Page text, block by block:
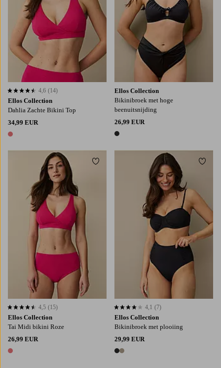
Ellos Collection
Dahlia Zachte Bikini Top
34,99 EUR
1 kleur
4,6 op basis van 14 beoordelingen
4,6 (14)
Ellos Collection
Bikinibroek met hoge
beenuitsnijding
26,99 EUR
1 kleur
Ellos Collection
Tai Midi bikini Roze
26,99 EUR
1 kleur
4,5 op basis van 15 beoordelingen
4,5 (15)
Toevoegen aan favorieten
Ellos Collection
Bikinibroek met plooiing
29,99 EUR
2 kleuren
4,1 op basis van 7 beoordelingen
4,1 (7)